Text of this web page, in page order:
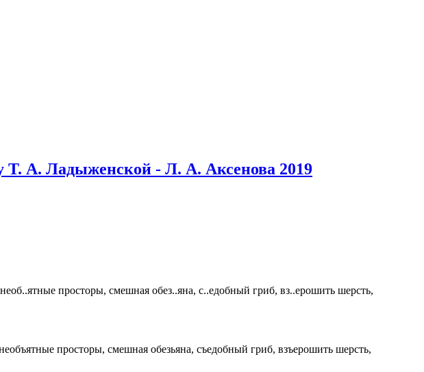
Т. А. Ладыженской - Л. А. Аксенова 2019
просторы, смешная обез..яна, с..едобный гриб, вз..ерошить шерсть,
просторы, смешная обезьяна, съедобный гриб, взъерошить шерсть,